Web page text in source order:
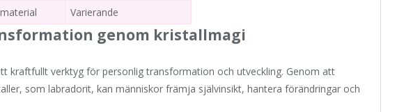
Varierande
genom kristallmagi
kraftfullt verktyg för personlig transformation och utveckling. Genom att
som labradorit, kan människor främja självinsikt, hantera förändringar och